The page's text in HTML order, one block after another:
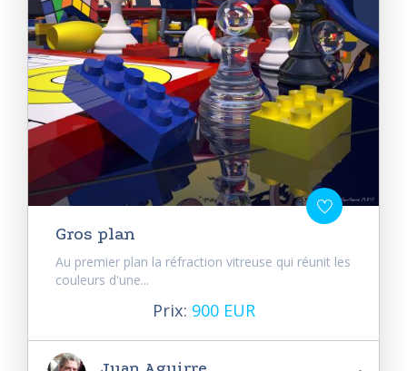
Gros plan
Au premier plan la réfraction vitreuse qui réunit les
couleurs d'une...
Prix: 900 EUR